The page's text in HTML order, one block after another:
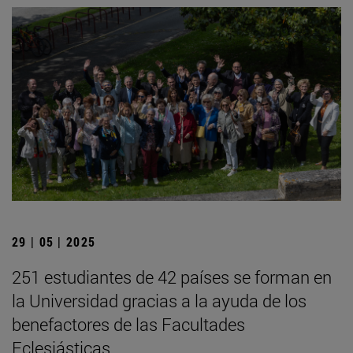
29 | 05 | 2025
251 estudiantes de 42 países se forman en
la Universidad gracias a la ayuda de los
benefactores de las Facultades
Eclesiásticas